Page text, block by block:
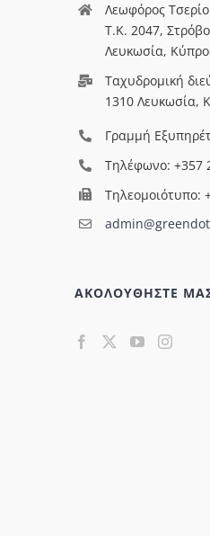
Λεωφόρος
T.Κ. 2047,
Λευκωσία,
Ταχυδρομική
1310 Λευκωσία,
Γραμμή
Τηλέφωνο: +357
Τηλεομοιότυπο:
ΑΚΟΛΟΥΘΗΣΤΕ